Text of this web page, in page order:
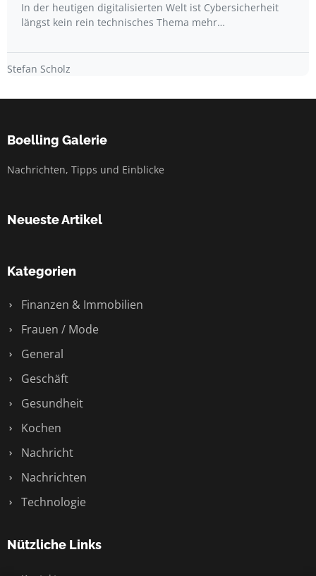
In der heutigen digitalisierten Welt ist Cybersicherheit
längst kein rein technisches Thema mehr…
Stefan Scholz
Boelling Galerie
Nachrichten, Tipps und Einblicke
Neueste Artikel
Kategorien
Finanzen & Immobilien
Frauen / Mode
General
Geschäft
Gesundheit
Kochen
Nachricht
Nachrichten
Technologie
Nützliche Links